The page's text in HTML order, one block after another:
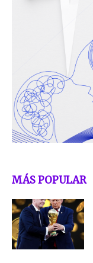
MÁS POPULAR